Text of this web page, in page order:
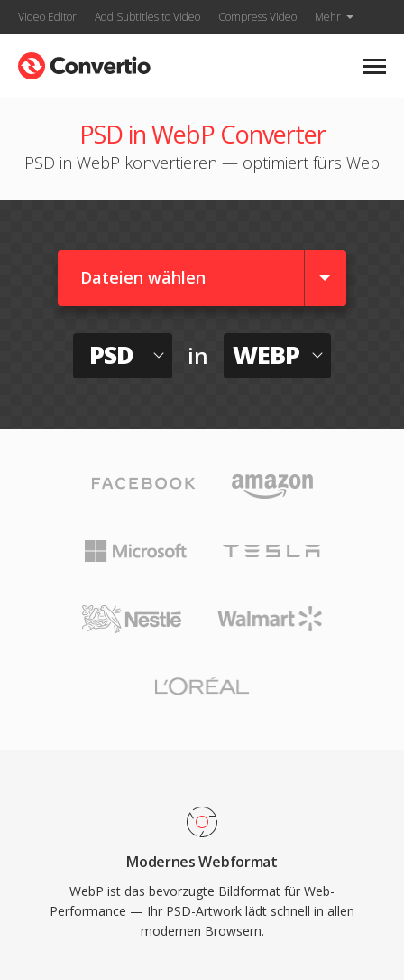
Video Editor Add Subtitles to Video Compress Video Mehr
PSD in WebP Converter
PSD in WebP konvertieren — optimiert fürs Web
Dateien wählen
PSD in WEBP
Modernes Webformat
WebP ist das bevorzugte Bildformat für Web-
Performance — Ihr PSD-Artwork lädt schnell in allen
modernen Browsern.